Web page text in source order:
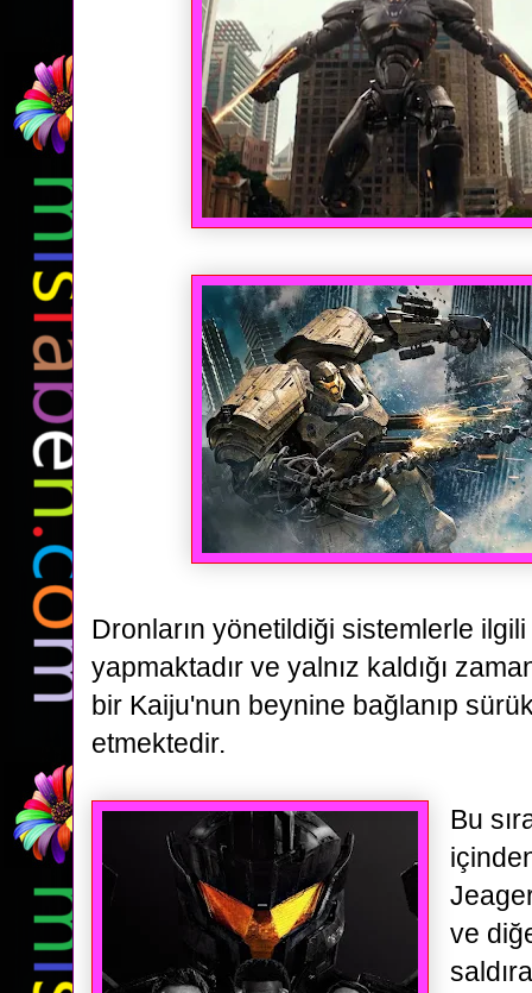
Dronların yönetildiği sistemlerle
yapmaktadır ve yalnız kaldığı
bir Kaiju'nun beynine bağlanıp
etmektedir.
Bu
ve